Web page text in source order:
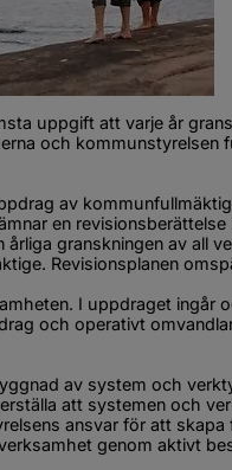
uppgift att varje år
och kommunstyrelsen
av
en
granskningen av all
Revisionsplanen
I uppdraget ingår
och operativt
av system och
att systemen och
ansvar för att
genom aktivt